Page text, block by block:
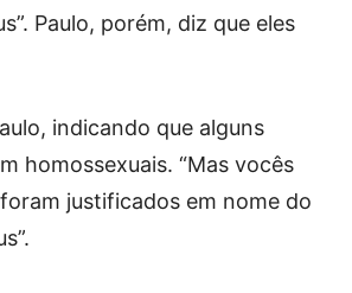
Paulo, porém, diz que eles
indicando que alguns
homossexuais. “Mas vocês
justificados em nome do